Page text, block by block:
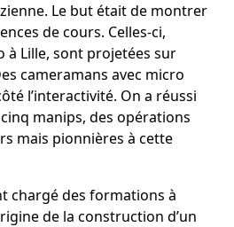
Le but était de montrer
de cours. Celles-ci,
à Lille, sont projetées sur
cameramans avec micro
l’interactivité. On a réussi
manips, des opérations
mais pionnières à cette
chargé des formations à
de la construction d’un